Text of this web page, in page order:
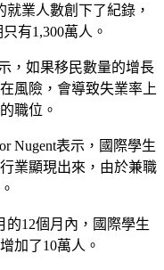
業人數創下了紀錄，
有1,300萬人。
，如果移民數量的增長
風險，會導致失業率上
職位。
Nugent表示，國際學生
業顯現出來，由於兼職
的12個月內，國際學生
加了10萬人。